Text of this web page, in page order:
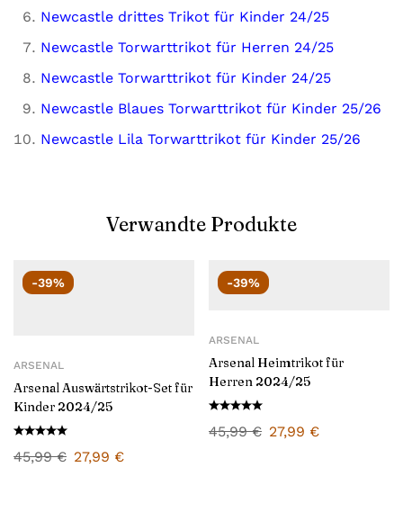
Newcastle drittes Trikot für Kinder 24/25
Newcastle Torwarttrikot für Herren 24/25
Newcastle Torwarttrikot für Kinder 24/25
Newcastle Blaues Torwarttrikot für Kinder 25/26
Newcastle Lila Torwarttrikot für Kinder 25/26
Verwandte Produkte
-39%
ARSENAL
Arsenal Auswärtstrikot-Set für
Kinder 2024/25
45,99€ 27,99 €
-39%
ARSENAL
Arsenal Heimtrikot für
Herren 2024/25
45,99€ 27,99 €